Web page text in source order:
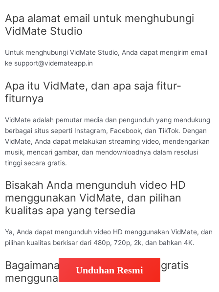
Unduhan Resmi
Apa alamat email untuk menghubungi
VidMate Studio
Untuk menghubungi VidMate Studio, Anda dapat mengirim email
ke support@videmateapp.in
Apa itu VidMate, dan apa saja fitur-
fiturnya
VidMate adalah pemutar media dan pengunduh yang mendukung
berbagai situs seperti Instagram, Facebook, dan TikTok. Dengan
VidMate, Anda dapat melakukan streaming video, mendengarkan
musik, mencari gambar, dan mendownloadnya dalam resolusi
tinggi secara gratis.
Bisakah Anda mengunduh video HD
menggunakan VidMate, dan pilihan
kualitas apa yang tersedia
Ya, Anda dapat mengunduh video HD menggunakan VidMate, dan
pilihan kualitas berkisar dari 480p, 720p, 2k, dan bahkan 4K.
Bagaimana cara download film gratis
menggunakan VidMate